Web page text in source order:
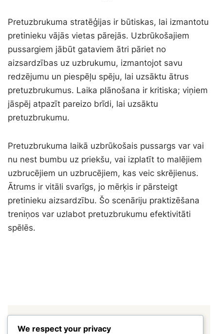
Pretuzbrukuma stratēģijas ir būtiskas, lai izmantotu
pretinieku vājās vietas pārejās. Uzbrūkošajiem
pussargiem jābūt gataviem ātri pāriet no
aizsardzības uz uzbrukumu, izmantojot savu
redzējumu un piespēļu spēju, lai uzsāktu ātrus
pretuzbrukumus. Laika plānošana ir kritiska; viņiem
jāspēj atpazīt pareizo brīdi, lai uzsāktu
pretuzbrukumu.
Pretuzbrukuma laikā uzbrūkošais pussargs var vai
nu nest bumbu uz priekšu, vai izplatīt to malējiem
uzbrucējiem un uzbrucējiem, kas veic skrējienus.
Ātrums ir vitāli svarīgs, jo mērķis ir pārsteigt
pretinieku aizsardzību. Šo scenāriju praktizēšana
treniņos var uzlabot pretuzbrukumu efektivitāti
spēlēs.
Rians Koldvels
We respect your privacy